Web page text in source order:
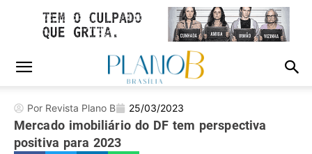
Por Revista Plano B 25/03/2023
Mercado imobiliário do DF tem perspectiva
positiva para 2023